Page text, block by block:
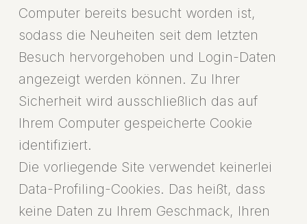
Computer bereits besucht worden ist,
sodass die Neuheiten seit dem letzten
Besuch hervorgehoben und Login-Daten
angezeigt werden können. Zu Ihrer
Sicherheit wird ausschließlich das auf
Ihrem Computer gespeicherte Cookie
identifiziert.
Die vorliegende Site verwendet keinerlei
Data-Profiling-Cookies. Das heißt, dass
keine Daten zu Ihrem Geschmack, Ihren